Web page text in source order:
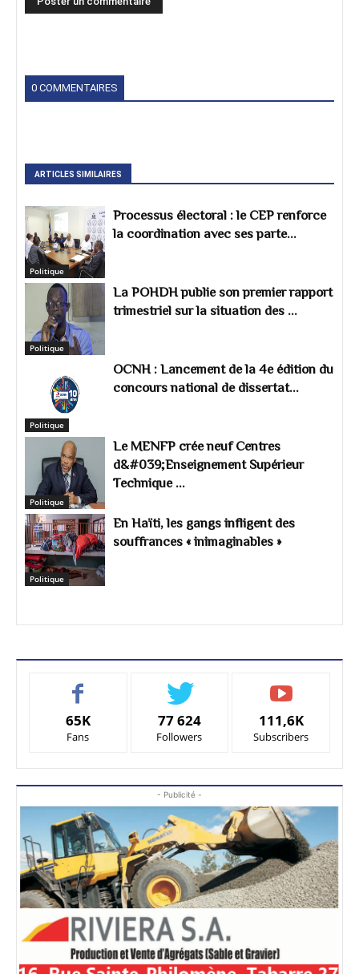
0 COMMENTAIRES
ARTICLES SIMILAIRES
Politique
Processus électoral : le CEP renforce
la coordination avec ses parte...
Politique
La POHDH publie son premier rapport
trimestriel sur la situation des ...
Politique
OCNH : Lancement de la 4e édition du
concours national de dissertat...
Politique
Le MENFP crée neuf Centres
d&#039;Enseignement Supérieur
Technique ...
Politique
En Haïti, les gangs infligent des
souffrances « inimaginables »
65K
Fans
77 624
Followers
111,6K
Subscribers
- Publicité -